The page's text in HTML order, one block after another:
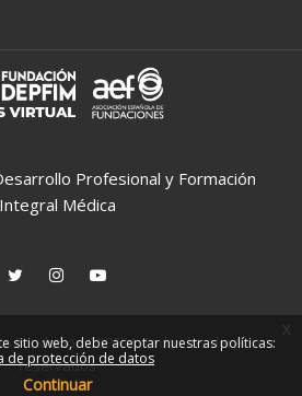
Profesional y Formación
Integral Médica
Fundación DEPFIM. Todos los derechos
reservados
sitio web, debe aceptar nuestras políticas:
de protección de datos
Continuar
x